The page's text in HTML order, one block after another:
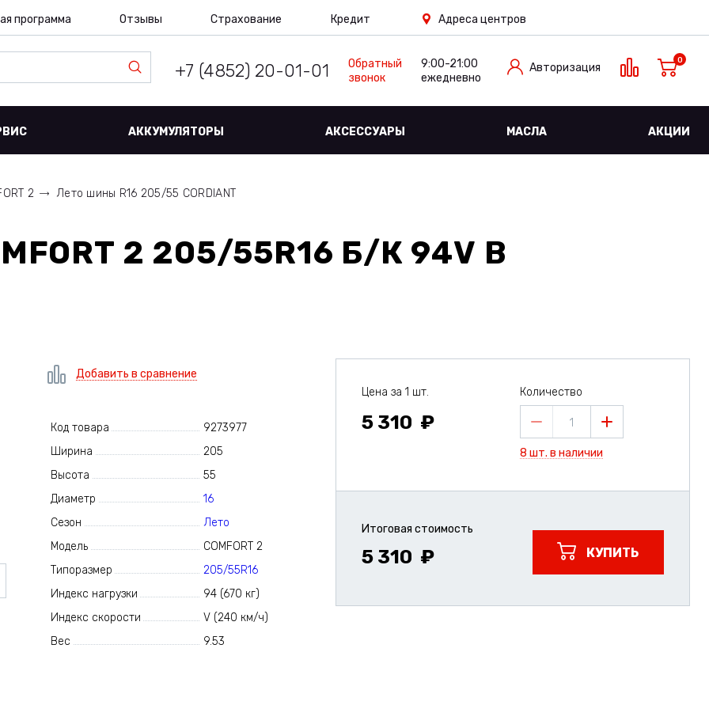
программа Отзывы Страхование Кредит Адреса центров
+7 (4852) 20-01-01
Обратный
звонок
9:00-21:00
ежедневно
Авторизация
0
АККУМУЛЯТОРЫ АКСЕССУАРЫ МАСЛА АКЦИИ
2 Лето шины R16 205/55 CORDIANT
2 205/55R16 Б/К 94V В
Добавить в сравнение
Код товара
9273977
Ширина
205
Высота
55
Диаметр
16
Сезон
Лето
Модель
COMFORT 2
Типоразмер
205/55R16
Индекс нагрузки
94 (670 кг)
Индекс скорости
V (240 км/ч)
Вес
9.53
Цена за 1 шт.
5 310
Количество
1
8 шт. в наличии
Итоговая стоимость
5 310 КУПИТЬ